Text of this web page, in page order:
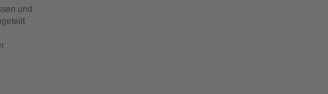
und